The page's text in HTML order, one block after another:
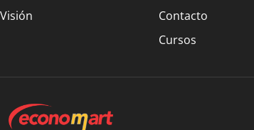
Visión
Contacto
Cursos